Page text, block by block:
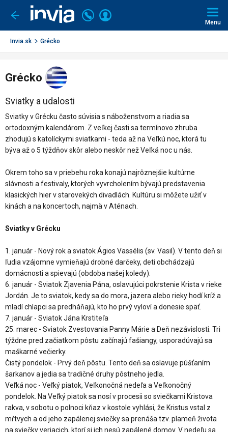
Ísť
späť
Volajte
+421
2
Prihlásiť
Menu
Invia.sk Grécko
Grécko
Sviatky a udalosti
Sviatky v Grécku často súvisia s náboženstvom a riadia sa
ortodoxným kalendárom. Z veľkej časti sa termínovo zhruba
zhodujú s katolíckymi sviatkami - teda až na Veľkú noc, ktorá tu
býva až o 5 týždňov skôr alebo neskôr než Veľká noc u nás.
Okrem toho sa v priebehu roka konajú najrôznejšie kultúrne
slávnosti a festivaly, ktorých vyvrcholením bývajú predstavenia
klasických hier v starovekých divadlách. Kultúru si môžete užiť v
kinách a na koncertoch, najmä v Aténach.
Sviatky v Grécku
1. január - Nový rok a sviatok Ágios Vassélis (sv. Vasil). V tento deň si
ľudia vzájomne vymieňajú drobné darčeky, deti obchádzajú
domácnosti a spievajú (obdoba našej koledy).
6. január - Sviatok Zjavenia Pána, oslavujúci pokrstenie Krista v rieke
Jordán. Je to sviatok, kedy sa do mora, jazera alebo rieky hodí kríž a
mladí chlapci sa predháňajú, kto ho prvý vyloví a donesie späť.
7. január - Sviatok Jána Krstiteľa
25. marec - Sviatok Zvestovania Panny Márie a Deň nezávislosti. Tri
týždne pred začiatkom pôstu začínajú fašiangy, usporadúvajú sa
maškarné večierky.
Čistý pondelok - Prvý deň pôstu. Tento deň sa oslavuje púšťaním
šarkanov a jedia sa tradičné druhy pôstneho jedla.
Veľká noc - Veľký piatok, Veľkonočná nedeľa a Veľkonočný
pondelok. Na Veľký piatok sa nosí v procesii so sviečkami Kristova
rakva, v sobotu o polnoci kňaz v kostole vyhlási, že Kristus vstal z
mŕtvych a od jeho zapálenej sviečky sa prenáša tzv. plameň života
na sviečky veriacich, ktorí si ich nesú zapálené domov. V nedeľu sa